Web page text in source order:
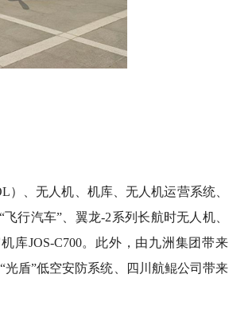
、无人机、机库、无人机运营系统、
行汽车”、翼龙-2系列长航时无人机、
库JOS-C700。此外，由九洲集团带来
盾”低空安防系统、四川航鲲公司带来